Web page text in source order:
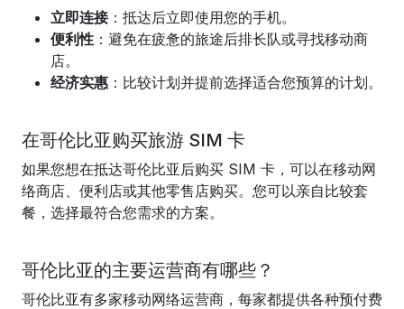
立即连接：抵达后立即使用您的手机。
便利性 ：避免在疲惫的旅途后排长队或寻找移动商
店。
经济实惠 ：比较计划并提前选择适合您预算的计划。
在哥伦比亚购买旅游 SIM 卡
如果您想在抵达哥伦比亚后购买 SIM 卡，可以在移动网
络商店、便利店或其他零售店购买。您可以亲自比较套
餐，选择最符合您需求的方案。
哥伦比亚的主要运营商有哪些？
哥伦比亚有多家移动网络运营商，每家都提供各种预付费